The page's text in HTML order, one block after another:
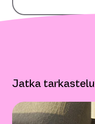
Jatka